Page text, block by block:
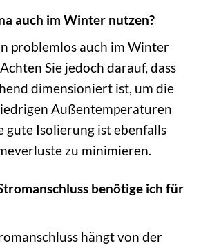
auch im Winter nutzen?
problemlos auch im Winter
Sie jedoch darauf, dass
dimensioniert ist, um die
Außentemperaturen
gute Isolierung ist ebenfalls
zu minimieren.
benötige ich für
hängt von der